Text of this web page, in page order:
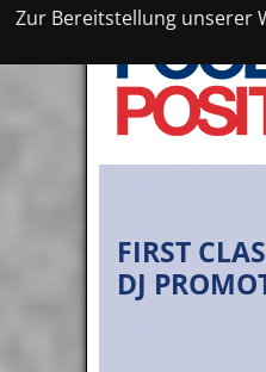
Zur Bereitstellung unserer
FIRST
DJ